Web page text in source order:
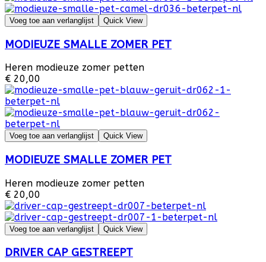
Voeg toe aan verlanglijst Quick View
MODIEUZE SMALLE ZOMER PET
Heren modieuze zomer petten
€ 20,00
Voeg toe aan verlanglijst Quick View
MODIEUZE SMALLE ZOMER PET
Heren modieuze zomer petten
€ 20,00
Voeg toe aan verlanglijst Quick View
DRIVER CAP GESTREEPT